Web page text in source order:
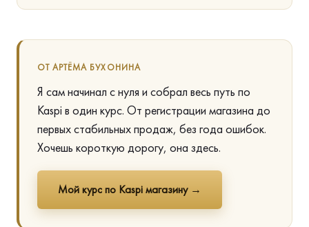
ОТ АРТЁМА БУХОНИНА
Я сам начинал с нуля и собрал весь путь по
Kaspi в один курс. От регистрации магазина до
первых стабильных продаж, без года ошибок.
Хочешь короткую дорогу, она здесь.
Мой курс по Kaspi магазину →